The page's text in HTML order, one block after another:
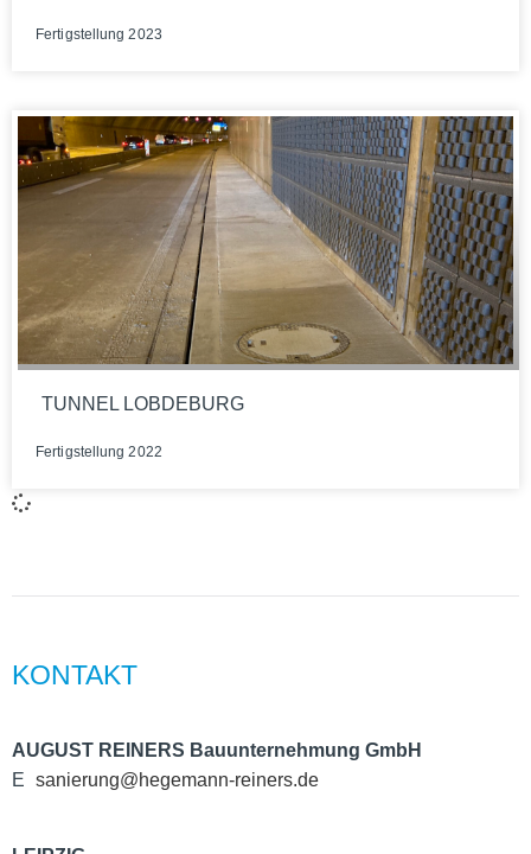
Fer­tig­stel­lung 2023
TUNNEL LOBDEBURG
Fer­tig­stel­lung 2022
KON­TAKT
AUGUST REINERS Bau­un­ter­neh­mung GmbH
E sanierung@hegemann-reiners.de